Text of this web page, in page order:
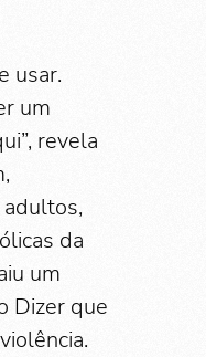
usar.
um
revela
da
um
Dizer que